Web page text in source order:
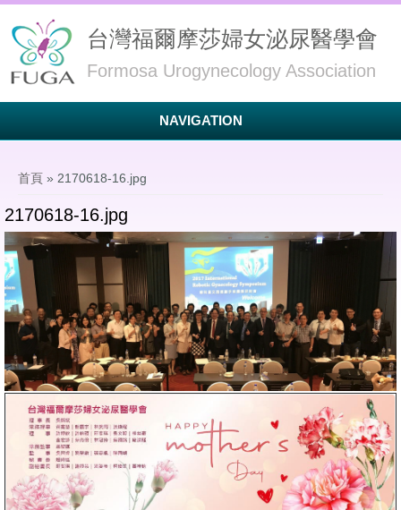
台灣福爾摩莎婦女泌尿醫學會
Formosa Urogynecology Association
NAVIGATION
首頁 » 2170618-16.jpg
2170618-16.jpg